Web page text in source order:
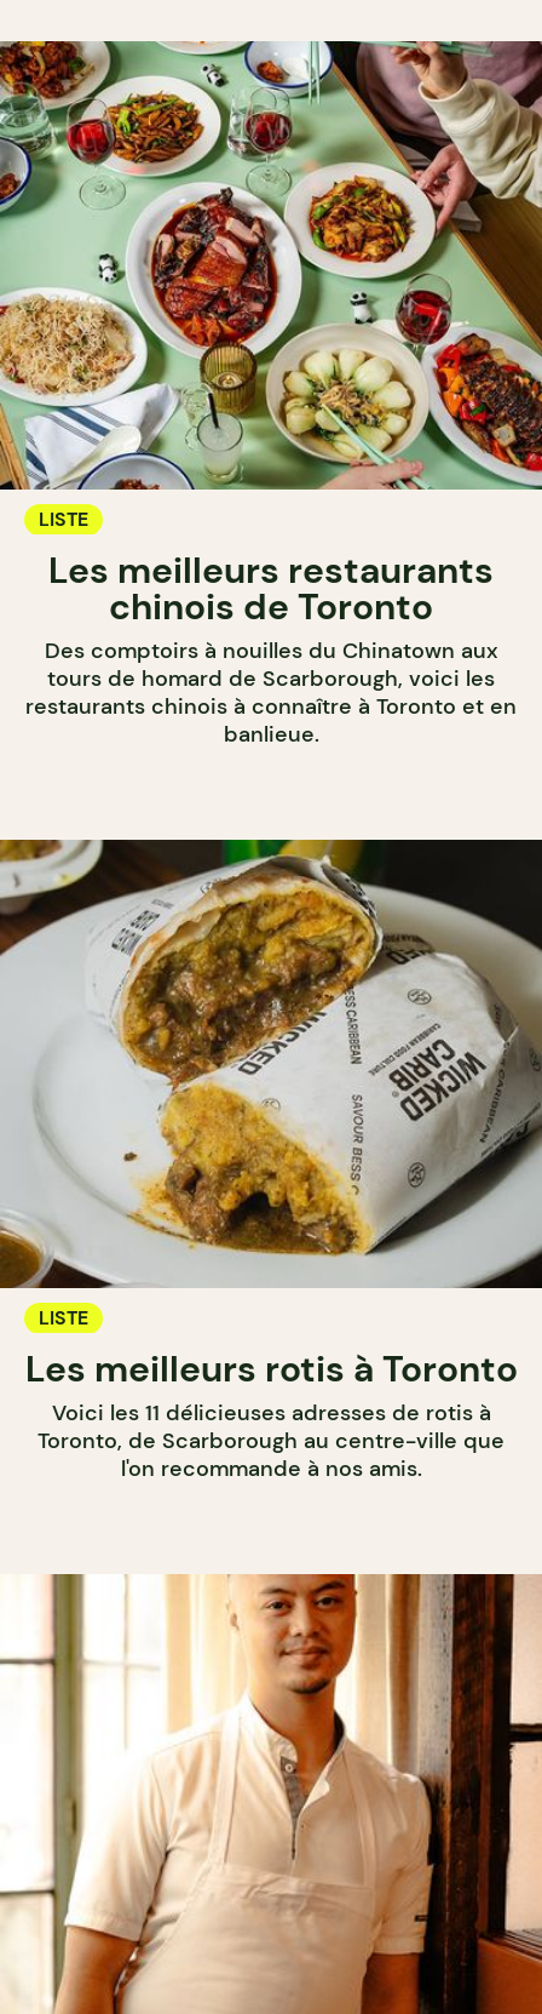
LISTE
Les meilleurs restaurants
chinois de Toronto
Des comptoirs à nouilles du Chinatown aux
tours de homard de Scarborough, voici les
restaurants chinois à connaître à Toronto et en
banlieue.
LISTE
Les meilleurs rotis à Toronto
Voici les 11 délicieuses adresses de rotis à
Toronto, de Scarborough au centre-ville que
l'on recommande à nos amis.